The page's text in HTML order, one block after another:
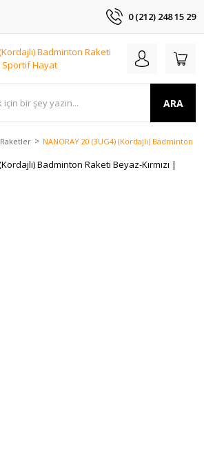
0 (212) 248 15 29
ARA
Raketler NANORAY 20 (3UG4) (Kordajlı) Badminton